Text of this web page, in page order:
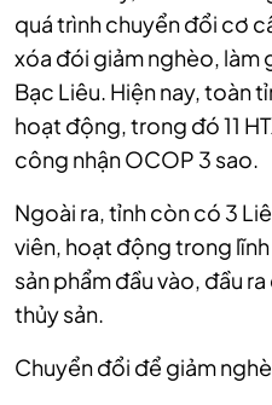
quá trình chuyển đổi cơ
xóa đói giảm nghèo, làm
Bạc Liêu. Hiện nay, toàn
hoạt động, trong đó 11
công nhận OCOP 3 sao.
Ngoài ra, tỉnh còn có 3
viên, hoạt động trong
sản phẩm đầu vào, đầu
thủy sản. ​
Chuyển đổi để giảm